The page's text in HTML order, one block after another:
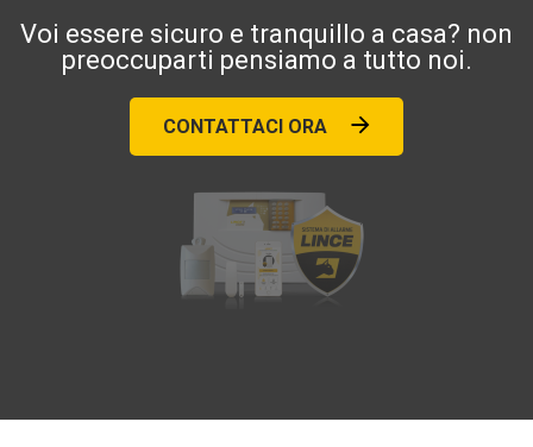
Voi essere sicuro e tranquillo a casa? non
preoccuparti pensiamo a tutto noi.
CONTATTACI ORA